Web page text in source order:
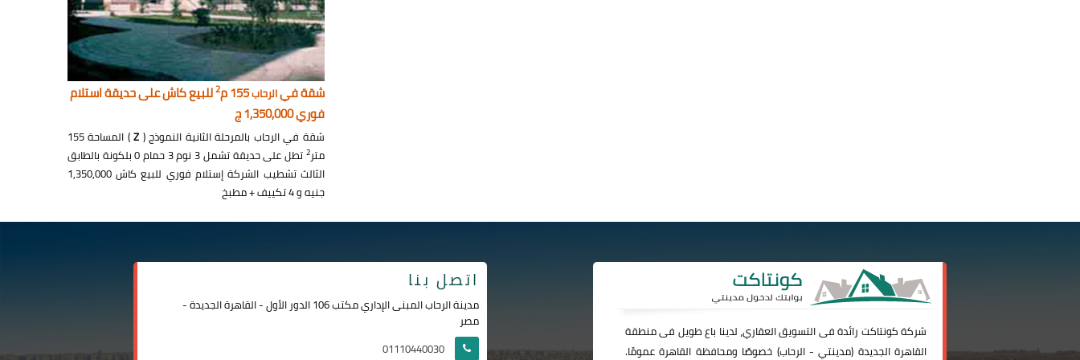
شقة فيالرحاب155 م 2للبيع كاش على حديقة استلام
فوري 1,350,000 ج
شقة في الرحاب بالمرحلة الثانية النموذج ( Z
) المساحة 155
متر2
تطل على حديقة تشمل 3 نوم 3 حمام 0 بلكونة بالطابق
الثالث تشطيب الشركة إستلام فوري للبيع كاش 1,350,000
جنيه و 4 تكييف + مطبخ
شركةكونتاكت رائدة فى التسويق العقاري، لدينا باع طويل فى منطقة
القاهرة الجديدة (مدينتي-الرحاب) خصوصًا ومحافظة القاهرة عمومًا.
اتصل بنا
مدينة الرحاب المبنى الإداري مكتب 106 الدور الأول - القاهرة الجديدة -
مصر
01110440030